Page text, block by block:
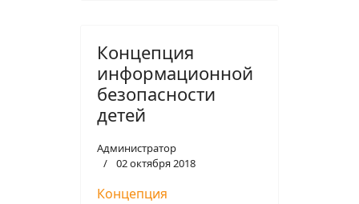
Концепция
информационной
безопасности
детей
Администратор
02 октября 2018
Концепция